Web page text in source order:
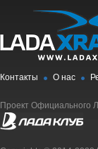
Контакты О нас
Проект Официального